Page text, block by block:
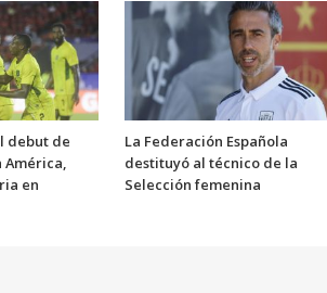
debut de
América,
en
La Federación Española
destituyó al técnico de la
Selección femenina